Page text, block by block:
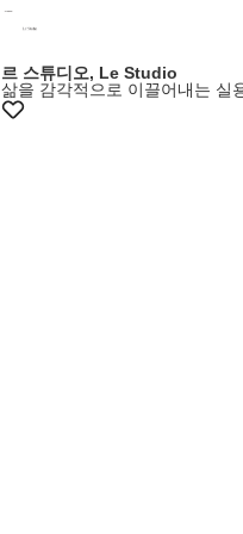
르 스튜디오, Le Studio
삶을 감각적으로 이끌어내는 실